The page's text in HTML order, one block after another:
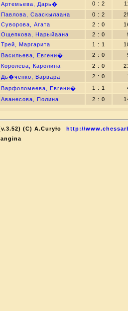
Артемьева, Дарь� 0 : 2
Павлова, Сааскылаана 0 : 2
Суворова, Агата 2 : 0
Ощепкова, Нарыйаана 2 : 0
Трей, Маргарита 1 : 1
Васильева, Евгени� 2 : 0
Королева, Каролина 2 : 0
Дь�ченко, Варвара 2 : 0
Варфоломеева, Евгени� 1 : 1
Аванесова, Полина 2 : 0
(C) A.Curyło
http://